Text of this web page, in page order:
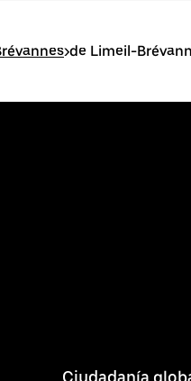
>de Limeil-
Ciudadanía